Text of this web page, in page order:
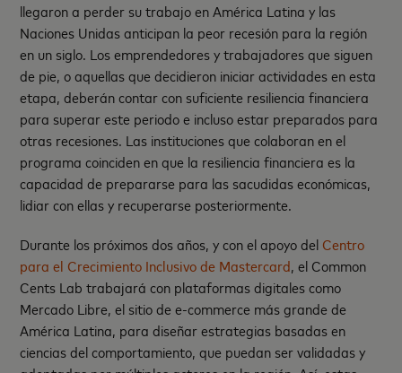
llegaron a perder su trabajo en América Latina y las
Naciones Unidas anticipan la peor recesión para la región
en un siglo. Los emprendedores y trabajadores que siguen
de pie, o aquellas que decidieron iniciar actividades en esta
etapa, deberán contar con suficiente resiliencia financiera
para superar este periodo e incluso estar preparados para
otras recesiones. Las instituciones que colaboran en el
programa coinciden en que la resiliencia financiera es la
capacidad de prepararse para las sacudidas económicas,
lidiar con ellas y recuperarse posteriormente.
Durante los próximos dos años, y con el apoyo del Centro
para el Crecimiento Inclusivo de Mastercard, el Common
Cents Lab trabajará con plataformas digitales como
Mercado Libre, el sitio de e-commerce más grande de
América Latina, para diseñar estrategias basadas en
ciencias del comportamiento, que puedan ser validadas y